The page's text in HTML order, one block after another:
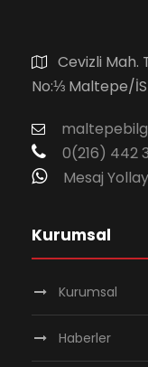
Cevizli Mah.
No:⅓ Maltepe/
0(216) 442
Mesaj
Kurumsal
Kurumsal
Haberler